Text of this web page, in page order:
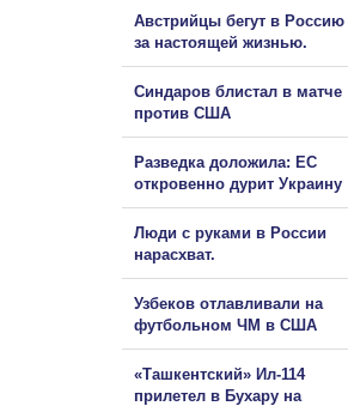
Австрийцы бегут в Россию
за настоящей жизнью.
Синдаров блистал в матче
против США
Разведка доложила: ЕС
откровенно дурит Украину
Люди с руками в России
нарасхват.
Узбеков отлавливали на
футбольном ЧМ в США
«Ташкентский» Ил-114
прилетел в Бухару на